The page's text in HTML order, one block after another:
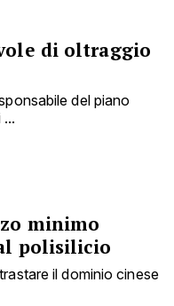
di oltraggio
del piano
minimo
polisilicio
il dominio cinese